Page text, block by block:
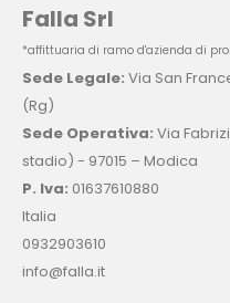
Falla Srl
*affittuaria di ramo d'azienda di
Sede Legale: Via San
(Rg)
Sede Operativa: Via
stadio) - 97015 – Modica
P. Iva: 01637610880
Italia
0932903610
info@falla.it